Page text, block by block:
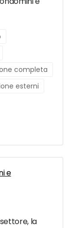
completa
esterni
e
la